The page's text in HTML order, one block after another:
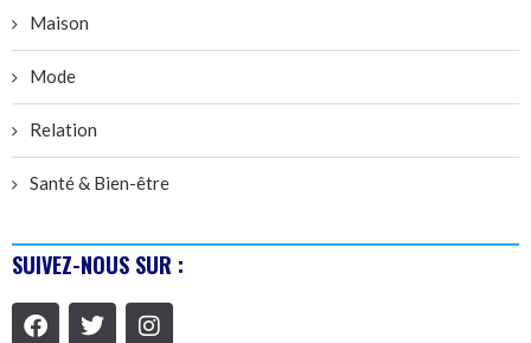
Maison
Mode
Relation
Santé & Bien-être
SUIVEZ-NOUS SUR :